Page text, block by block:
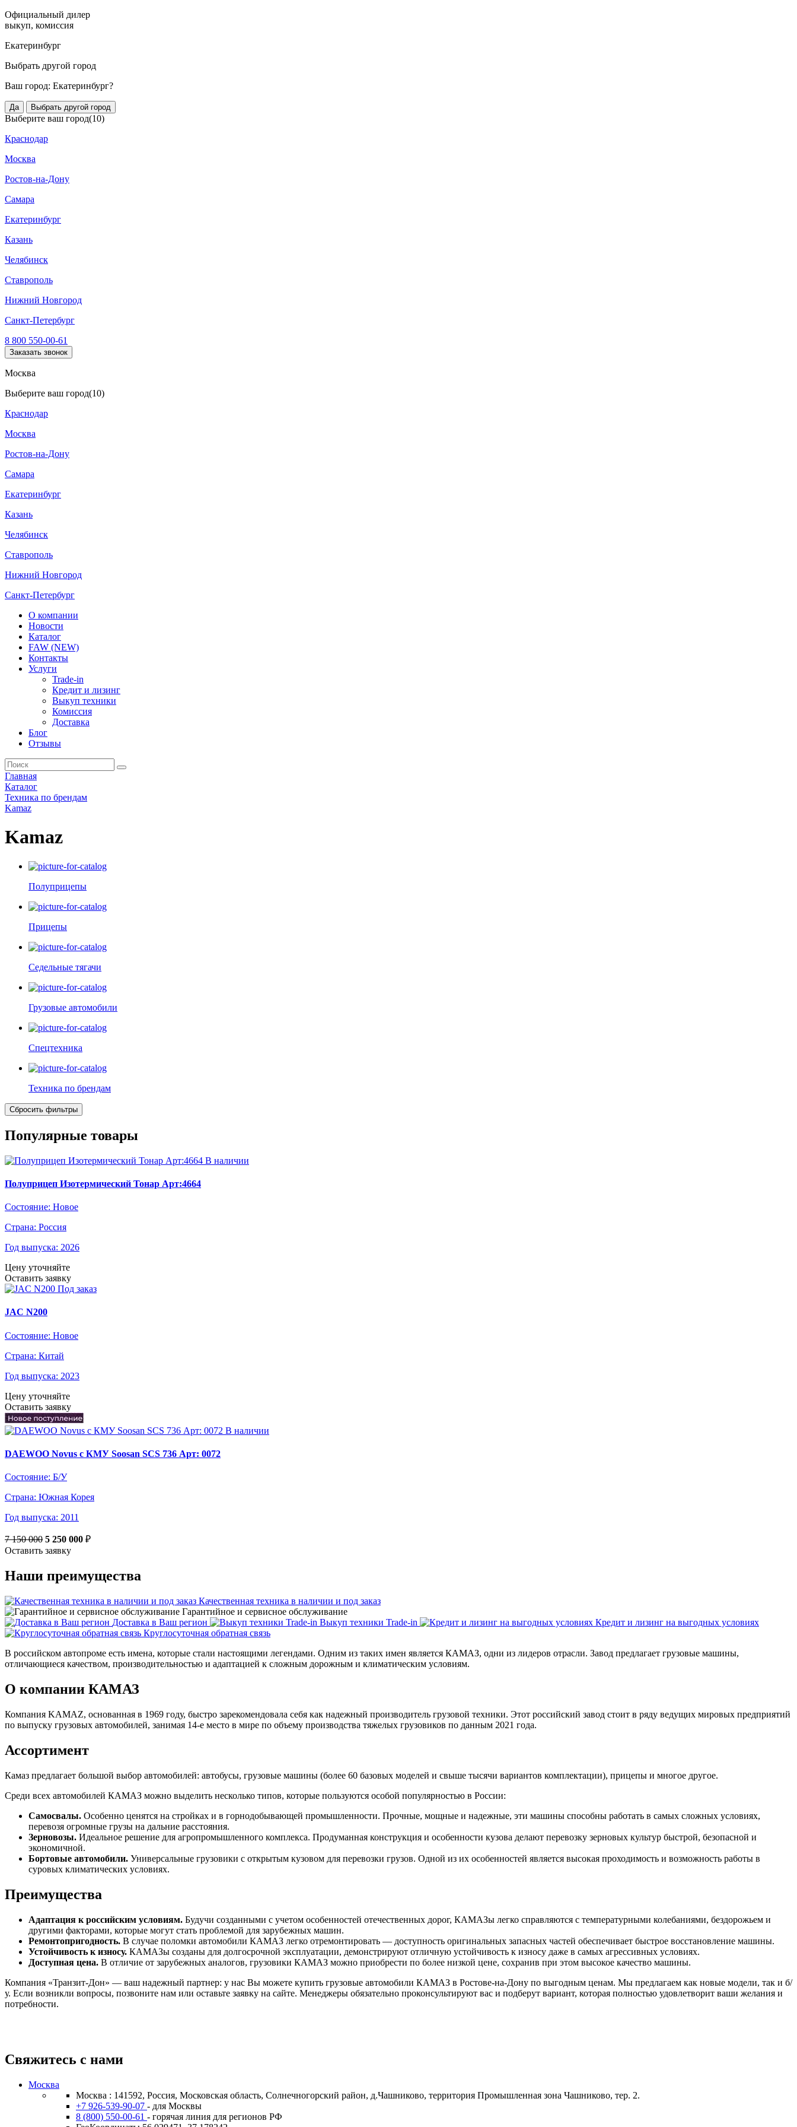
Официальный дилер
выкуп, комиссия
Екатеринбург
Выбрать другой город
Ваш город: Екатеринбург?
Да Выбрать другой город
Выберите ваш город(10)
Краснодар
Москва
Ростов-на-Дону
Самара
Екатеринбург
Казань
Челябинск
Ставрополь
Нижний Новгород
Санкт-Петербург
8 800 550-00-61
Заказать звонок
Москва
Выберите ваш город(10)
Краснодар
Москва
Ростов-на-Дону
Самара
Екатеринбург
Казань
Челябинск
Ставрополь
Нижний Новгород
Санкт-Петербург
О компании
Новости
Каталог
FAW (NEW)
Контакты
Услуги
Trade-in
Кредит и лизинг
Выкуп техники
Комиссия
Доставка
Блог
Отзывы
Главная
Каталог
Техника по брендам
Kamaz
Kamaz
Полуприцепы
Прицепы
Седельные тягачи
Грузовые автомобили
Спецтехника
Техника по брендам
Популярные товары
В наличии
Полуприцеп Изотермический Тонар Арт:4664
Состояние: Новое
Страна: Россия
Год выпуска: 2026
Цену уточняйте
Оставить заявку
Под заказ
JAC N200
Состояние: Новое
Страна: Китай
Год выпуска: 2023
Цену уточняйте
Оставить заявку
В наличии
DAEWOO Novus с КМУ Soosan SCS 736 Арт: 0072
Состояние: Б/У
Страна: Южная Корея
Год выпуска: 2011
7 150 000 5 250 000 ₽
Оставить заявку
Наши преимущества
Качественная техника в наличии и под заказ
Гарантийное и сервисное обслуживание
Доставка в Ваш регион
Выкуп техники Trade-in
Кредит и лизинг на выгодных условиях
Круглосуточная обратная связь
В российском автопроме есть имена, которые стали настоящими легендами. Одним из таких имен является КАМАЗ, одни из лидеров отрасли. Завод предлагает грузовые машины,
отличающиеся качеством, производительностью и адаптацией к сложным дорожным и климатическим условиям.
О компании КАМАЗ
Компания KAMAZ, основанная в 1969 году, быстро зарекомендовала себя как надежный производитель грузовой техники. Этот российский завод стоит в ряду ведущих мировых предприятий
по выпуску грузовых автомобилей, занимая 14-е место в мире по объему производства тяжелых грузовиков по данным 2021 года.
Ассортимент
Камаз предлагает большой выбор автомобилей: автобусы, грузовые машины (более 60 базовых моделей и свыше тысячи вариантов комплектации), прицепы и многое другое.
Среди всех автомобилей КАМАЗ можно выделить несколько типов, которые пользуются особой популярностью в России:
Самосвалы. Особенно ценятся на стройках и в горнодобывающей промышленности. Прочные, мощные и надежные, эти машины способны работать в самых сложных условиях,
перевозя огромные грузы на дальние расстояния.
Зерновозы. Идеальное решение для агропромышленного комплекса. Продуманная конструкция и особенности кузова делают перевозку зерновых культур быстрой, безопасной и
экономичной.
Бортовые автомобили. Универсальные грузовики с открытым кузовом для перевозки грузов. Одной из их особенностей является высокая проходимость и возможность работы в
суровых климатических условиях.
Преимущества
Адаптация к российским условиям. Будучи созданными с учетом особенностей отечественных дорог, КАМАЗы легко справляются с температурными колебаниями, бездорожьем и
другими факторами, которые могут стать проблемой для зарубежных машин.
Ремонтопригодность. В случае поломки автомобили КАМАЗ легко отремонтировать — доступность оригинальных запасных частей обеспечивает быстрое восстановление машины.
Устойчивость к износу. КАМАЗы созданы для долгосрочной эксплуатации, демонстрируют отличную устойчивость к износу даже в самых агрессивных условиях.
Доступная цена. В отличие от зарубежных аналогов, грузовики КАМАЗ можно приобрести по более низкой цене, сохранив при этом высокое качество машины.
Компания «Транзит-Дон» — ваш надежный партнер: у нас Вы можете купить грузовые автомобили КАМАЗ в Ростове-на-Дону по выгодным ценам. Мы предлагаем как новые модели, так и б/
у. Если возникли вопросы, позвоните нам или оставьте заявку на сайте. Менеджеры обязательно проконсультируют вас и подберут вариант, которая полностью удовлетворит ваши желания и
потребности.
Свяжитесь с нами
Москва
Москва : 141592, Россия, Московская область, Солнечногорский район, д.Чашниково, территория Промышленная зона Чашниково, тер. 2.
+7 926-539-90-07 - для Москвы
8 (800) 550-00-61 - горячая линия для регионов РФ